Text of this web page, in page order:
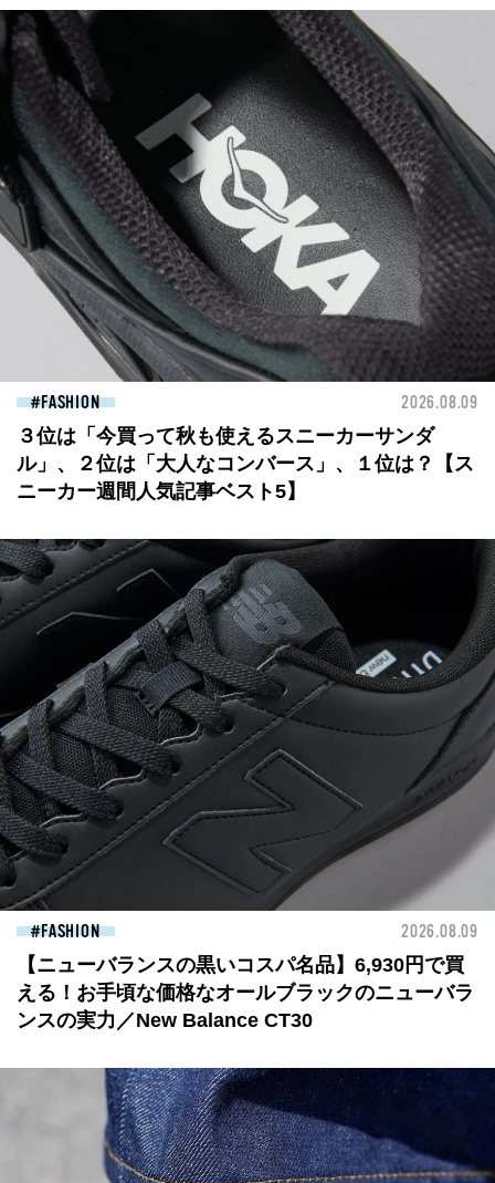
FASHION 2026.08.09
３位は「今買って秋も使えるスニーカーサンダ
ル」、２位は「大人なコンバース」、１位は？【ス
ニーカー週間人気記事ベスト5】
FASHION 2026.08.09
【ニューバランスの黒いコスパ名品】6,930円で買
える！お手頃な価格なオールブラックのニューバラ
ンスの実力／New Balance CT30